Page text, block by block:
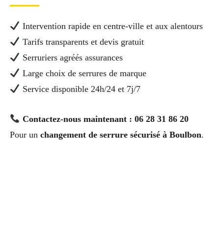
Intervention rapide en centre-ville et aux alentours
Tarifs transparents et devis gratuit
Serruriers agréés assurances
Large choix de serrures de marque
Service disponible 24h/24 et 7j/7
Contactez-nous maintenant : 06 28 31 86 20
Pour un changement de serrure sécurisé à Boulbon.